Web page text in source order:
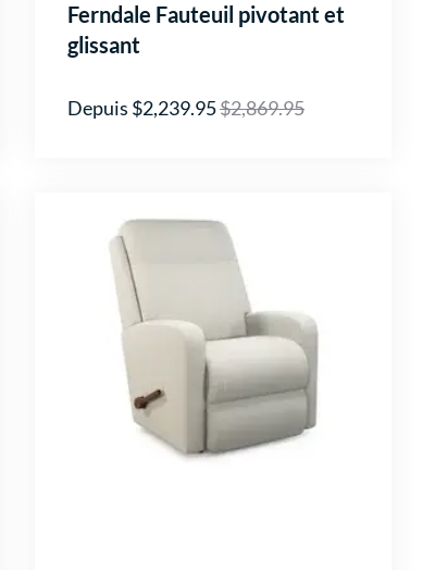
Ferndale Fauteuil pivotant et
glissant
Depuis $2,239.95$2,869.95